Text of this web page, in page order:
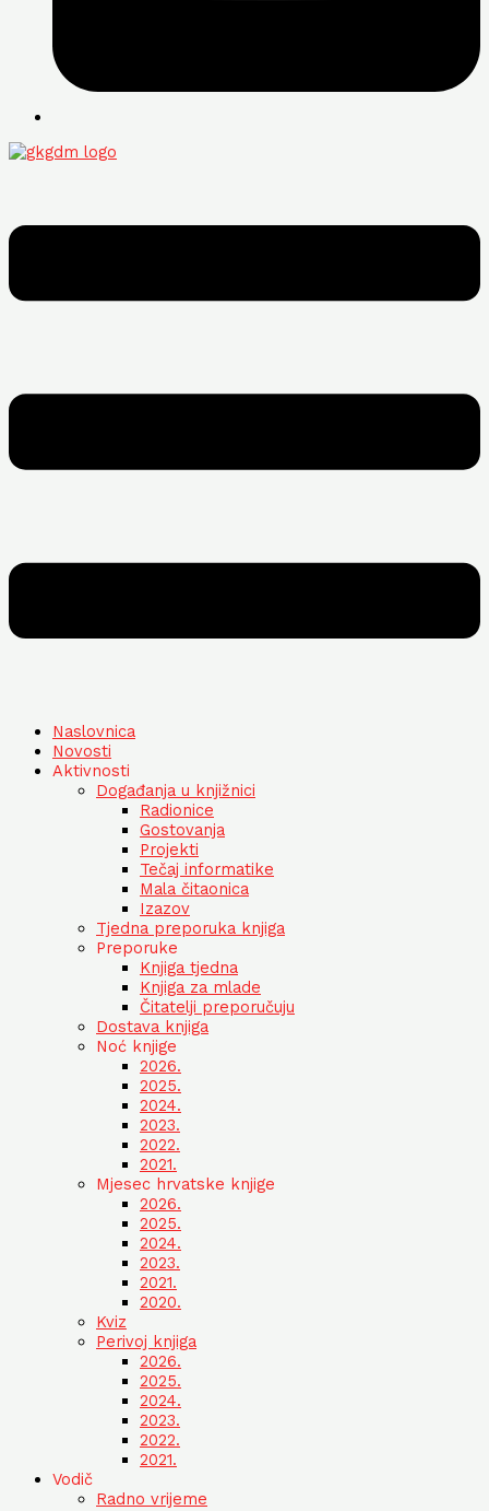
Naslovnica
Novosti
Aktivnosti
Događanja u knjižnici
Radionice
Gostovanja
Projekti
Tečaj informatike
Mala čitaonica
Izazov
Tjedna preporuka knjiga
Preporuke
Knjiga tjedna
Knjiga za mlade
Čitatelji preporučuju
Dostava knjiga
Noć knjige
2026.
2025.
2024.
2023.
2022.
2021.
Mjesec hrvatske knjige
2026.
2025.
2024.
2023.
2021.
2020.
Kviz
Perivoj knjiga
2026.
2025.
2024.
2023.
2022.
2021.
Vodič
Radno vrijeme